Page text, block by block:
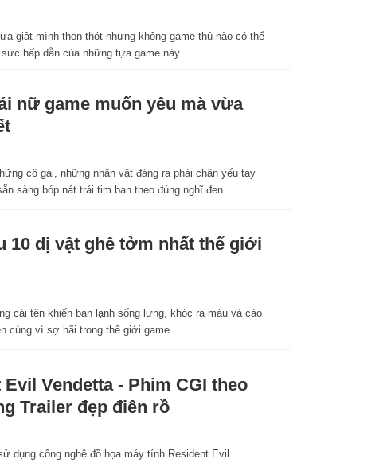
giật mình thon thót nhưng không game thủ nào có thể
hấp dẫn của những tựa game này.
nữ game muốn yêu mà vừa
cô gái, những nhân vật đáng ra phải chân yếu tay
sàng bóp nát trái tim bạn theo đúng nghĩ đen.
10 dị vật ghê tởm nhất thế giới
cái tên khiến bạn lạnh sống lưng, khóc ra máu và cào
cùng vì sợ hãi trong thế giới game.
Evil Vendetta - Phim CGI theo
Trailer đẹp điên rồ
dụng công nghệ đồ họa máy tính Resident Evil